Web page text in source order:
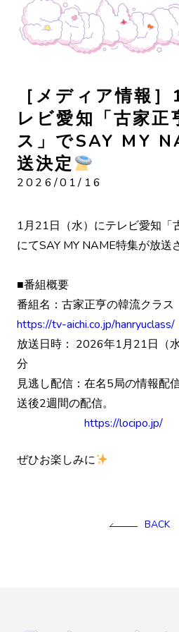
NEWSPROFILECONTENTS
JOIN US LOGIN
［メディア情報
レビ愛知「古家正
ス」でSAY MY
送決定
2026/01/16
1月21日（水）にテレビ愛知「
にてSAY MY NAME特集が放送
■番組概要
番組名：古家正亨の韓流クラス
https://tv-aichi.co.jp/hanryuclass/
放送日時： 2026年1月21日（
分
見逃し配信：在名5局の情報配
送後2週間の配信。
https://locipo.jp/
ぜひお楽しみに
BACK